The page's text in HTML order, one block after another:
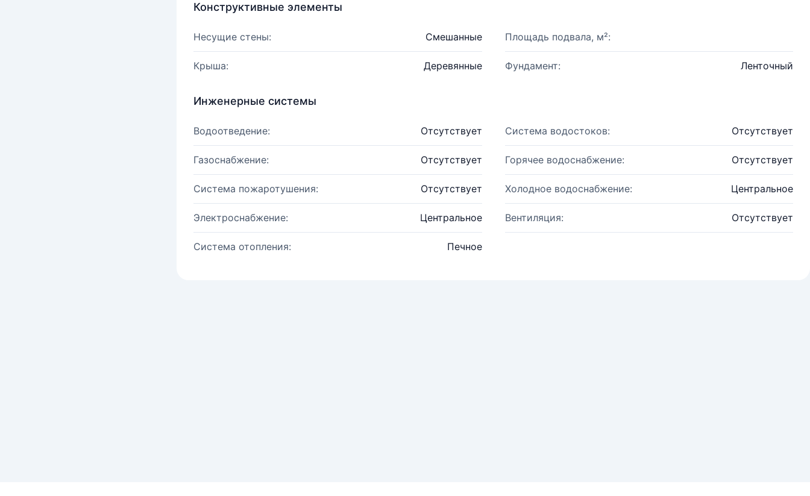
Конструктивные элементы
Несущие стены: Смешанные Площадь подвала, м²:
Крыша: Деревянные Фундамент: Ленточный
Инженерные системы
Водоотведение: Отсутствует Система водостоков: Отсутствует
Газоснабжение: Отсутствует Горячее водоснабжение: Отсутствует
Система пожаротушения: Отсутствует Холодное водоснабжение: Центральное
Электроснабжение: Центральное Вентиляция: Отсутствует
Система отопления: Печное